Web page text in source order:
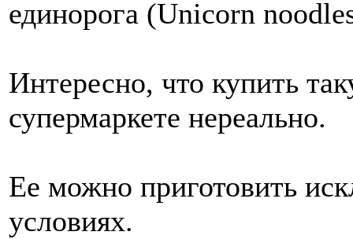
единорога (Unicorn
Интересно, что купить
супермаркете нереально.
Ее можно приготовить
условиях.